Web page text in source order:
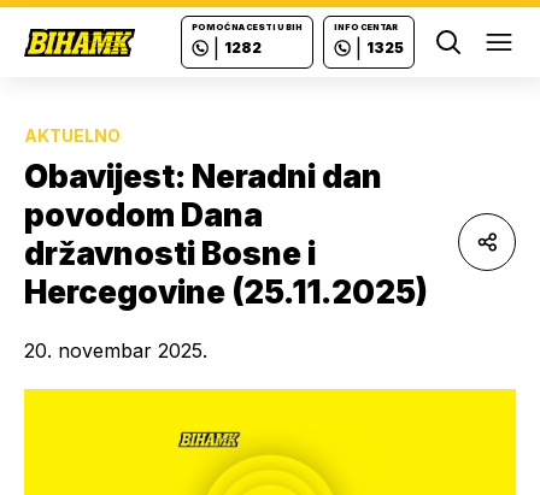
POMOĆ NA CESTI U BIH
1282
INFO CENTAR
1325
AKTUELNO
Obavijest: Neradni dan
povodom Dana
državnosti Bosne i
Hercegovine (25.11.2025)
20. novembar 2025.